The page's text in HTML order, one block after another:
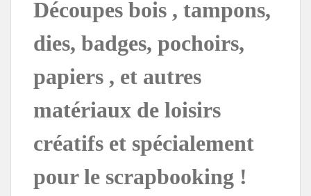
Découpes bois , tampons,
dies, badges, pochoirs,
papiers , et autres
matériaux de loisirs
créatifs et spécialement
pour le scrapbooking !